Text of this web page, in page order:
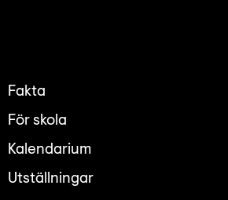
Fakta
För skola
Kalendarium
Utställningar